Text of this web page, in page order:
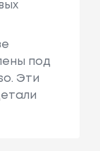
под
Эти